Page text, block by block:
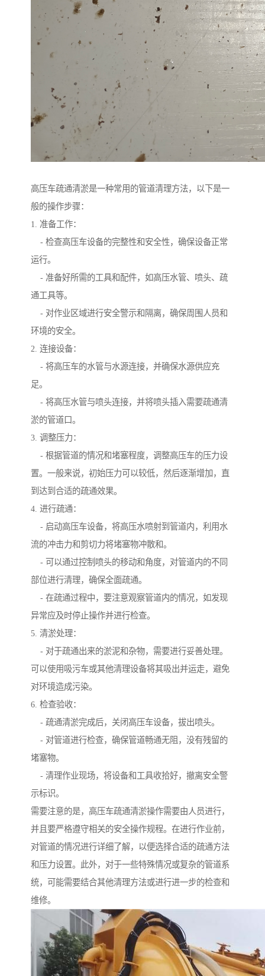
高压车疏通清淤是一种常用的管道清理方法，以下是一
般的操作步骤：
1. 准备工作：
- 检查高压车设备的完整性和安全性，确保设备正常
运行。
- 准备好所需的工具和配件，如高压水管、喷头、疏
通工具等。
- 对作业区域进行安全警示和隔离，确保周围人员和
环境的安全。
2. 连接设备：
- 将高压车的水管与水源连接，并确保水源供应充
足。
- 将高压水管与喷头连接，并将喷头插入需要疏通清
淤的管道口。
3. 调整压力：
- 根据管道的情况和堵塞程度，调整高压车的压力设
置。一般来说，初始压力可以较低，然后逐渐增加，直
到达到合适的疏通效果。
4. 进行疏通：
- 启动高压车设备，将高压水喷射到管道内，利用水
流的冲击力和剪切力将堵塞物冲散和。
- 可以通过控制喷头的移动和角度，对管道内的不同
部位进行清理，确保全面疏通。
- 在疏通过程中，要注意观察管道内的情况，如发现
异常应及时停止操作并进行检查。
5. 清淤处理：
- 对于疏通出来的淤泥和杂物，需要进行妥善处理。
可以使用吸污车或其他清理设备将其吸出并运走，避免
对环境造成污染。
6. 检查验收：
- 疏通清淤完成后，关闭高压车设备，拔出喷头。
- 对管道进行检查，确保管道畅通无阻，没有残留的
堵塞物。
- 清理作业现场，将设备和工具收拾好，撤离安全警
示标识。
需要注意的是，高压车疏通清淤操作需要由人员进行，
并且要严格遵守相关的安全操作规程。在进行作业前，
对管道的情况进行详细了解，以便选择合适的疏通方法
和压力设置。此外，对于一些特殊情况或复杂的管道系
统，可能需要结合其他清理方法或进行进一步的检查和
维修。